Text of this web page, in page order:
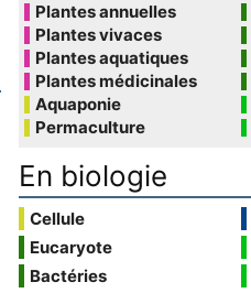
Plantes annuelles
Plantes vivaces
Plantes aquatiques
Plantes médicinales
Aquaponie
Permaculture
En biologie
Cellule
Eucaryote
Bactéries